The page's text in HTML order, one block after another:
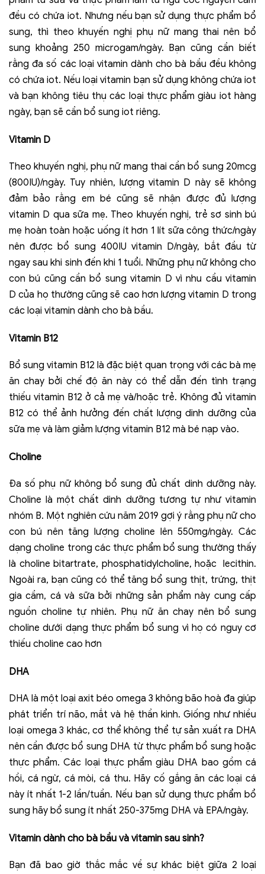
đều có chứa iot. Nhưng nếu bạn sử dụng thực phẩm bổ
sung, thì theo khuyến nghị phụ nữ mang thai nên bổ
sung khoảng 250 microgam/ngày. Bạn cũng cần biết
rằng đa số các loại vitamin dành cho bà bầu đều không
có chứa iot. Nếu loại vitamin bạn sử dụng không chứa iot
và bạn không tiêu thụ các loại thực phẩm giàu iot hàng
ngày, bạn sẽ cần bổ sung iot riêng.
Vitamin D
Theo khuyến nghị, phụ nữ mang thai cần bổ sung 20mcg
(800IU)/ngày. Tuy nhiên, lượng vitamin D này sẽ không
đảm bảo rằng em bé cũng sẽ nhận được đủ lượng
vitamin D qua sữa mẹ. Theo khuyến nghị, trẻ sơ sinh bú
mẹ hoàn toàn hoặc uống ít hơn 1 lít sữa công thức/ngày
nên được bổ sung 400IU vitamin D/ngày, bắt đầu từ
ngay sau khi sinh đến khi 1 tuổi. Những phụ nữ không cho
con bú cũng cần bổ sung vitamin D vì nhu cầu vitamin
D của họ thường cũng sẽ cao hơn lượng vitamin D trong
các loại vitamin dành cho bà bầu.
Vitamin B12
Bổ sung vitamin B12 là đặc biệt quan trọng với các bà mẹ
ăn chay bởi chế độ ăn này có thể dẫn đến tình trạng
thiếu vitamin B12 ở cả mẹ và/hoặc trẻ. Không đủ vitamin
B12 có thể ảnh hưởng đến chất lượng dinh dưỡng của
sữa mẹ và làm giảm lượng vitamin B12 mà bé nạp vào.
Choline
Đa số phụ nữ không bổ sung đủ chất dinh dưỡng này.
Choline là một chất dinh dưỡng tương tự như vitamin
nhóm B. Một nghiên cứu năm 2019 gợi ý rằng phụ nữ cho
con bú nên tăng lượng choline lên 550mg/ngày. Các
dạng choline trong các thực phẩm bổ sung thường thấy
là choline bitartrate, phosphatidylcholine, hoặc lecithin.
Ngoài ra, bạn cũng có thể tăng bổ sung thịt, trứng, thịt
gia cầm, cá và sữa bởi những sản phẩm này cung cấp
nguồn choline tự nhiên. Phụ nữ ăn chay nên bổ sung
choline dưới dạng thực phẩm bổ sung vì họ có nguy cơ
thiếu choline cao hơn
DHA
DHA là một loại axit béo omega 3 không bão hoà đa giúp
phát triển trí não, mắt và hệ thần kinh. Giống như nhiều
loại omega 3 khác, cơ thể không thể tự sản xuất ra DHA
nên cần được bổ sung DHA từ thực phẩm bổ sung hoặc
thực phẩm. Các loại thực phẩm giàu DHA bao gồm cá
hồi, cá ngừ, cá mòi, cá thu. Hãy cố gắng ăn các loại cá
này ít nhất 1-2 lần/tuần. Nếu bạn sử dụng thực phẩm bổ
sung hãy bổ sung ít nhất 250-375mg DHA và EPA/ngày.
Vitamin dành cho bà bầu và vitamin sau sinh?
Bạn đã bao giờ thắc mắc về sự khác biệt giữa 2 loại